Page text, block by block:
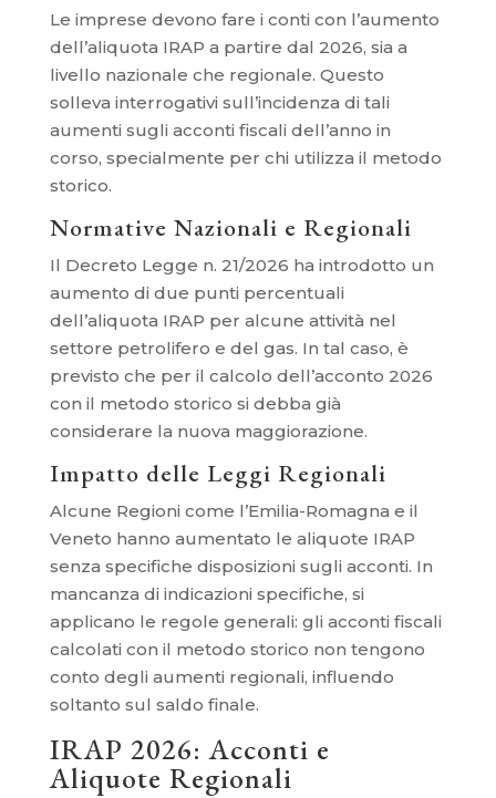
Le imprese devono fare i conti con l’aumento
dell’aliquota IRAP a partire dal 2026, sia a
livello nazionale che regionale. Questo
solleva interrogativi sull’incidenza di tali
aumenti sugli acconti fiscali dell’anno in
corso, specialmente per chi utilizza il metodo
storico.
Normative Nazionali e Regionali
Il Decreto Legge n. 21/2026 ha introdotto un
aumento di due punti percentuali
dell’aliquota IRAP per alcune attività nel
settore petrolifero e del gas. In tal caso, è
previsto che per il calcolo dell’acconto 2026
con il metodo storico si debba già
considerare la nuova maggiorazione.
Impatto delle Leggi Regionali
Alcune Regioni come l’Emilia-Romagna e il
Veneto hanno aumentato le aliquote IRAP
senza specifiche disposizioni sugli acconti. In
mancanza di indicazioni specifiche, si
applicano le regole generali: gli acconti fiscali
calcolati con il metodo storico non tengono
conto degli aumenti regionali, influendo
soltanto sul saldo finale.
IRAP 2026: Acconti e
Aliquote Regionali